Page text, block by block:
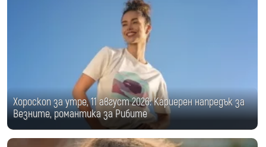
Хороскоп за утре, 11 август 2026: Кариерен напредък за
Везните, романтика за Рибите